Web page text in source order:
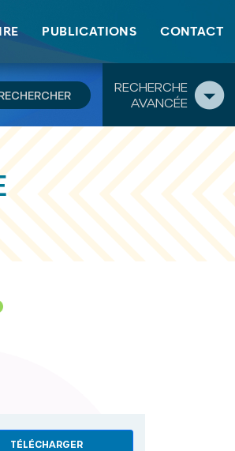
PUBLICATIONS CONTACT
RECHERCHE
AVANCÉE
TÉLÉCHARGER